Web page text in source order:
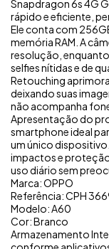
Snapdragon 6s 4G
rápido e eficiente,
Ele conta com
memória RAM. A
resolução,
selfies nítidas e de
Retouching
deixando suas
não acompanha
Apresentação do
smartphone ideal
um único
impactos e
uso diário sem
Marca: OPPO
Referência: CPH
Modelo: A60
Cor: Branco
Armazenamento